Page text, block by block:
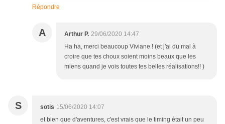
Répondre
A Arthur P. 29/06/2020 14:47
Ha ha, merci beaucoup Viviane ! (et j'ai du mal à
croire que tes choux soient moins beaux que les
miens quand je vois toutes tes belles réalisations!! )
S sotis 15/06/2020 14:07
et bien que d'aventures, c'est vrais que le timing était un peu